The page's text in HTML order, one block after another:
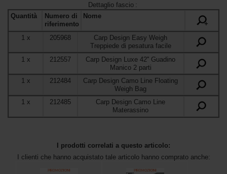
Dettaglio fascio :
Quantità
Numero di
riferimento
Nome
+
1x 205968
Carp Design Easy Weigh
Treppiede di pesatura facile
1 x 212557
Carp Design Luxe 42'' Guadino
Manico 2 parti
1x 212484
Carp Design Camo Line Floating
Weigh Bag
1x 212485
Carp Design Camo Line
Materassino
I prodotti correlati a questo articolo:
I clienti che hanno acquistato tale articolo hanno comprato anche: